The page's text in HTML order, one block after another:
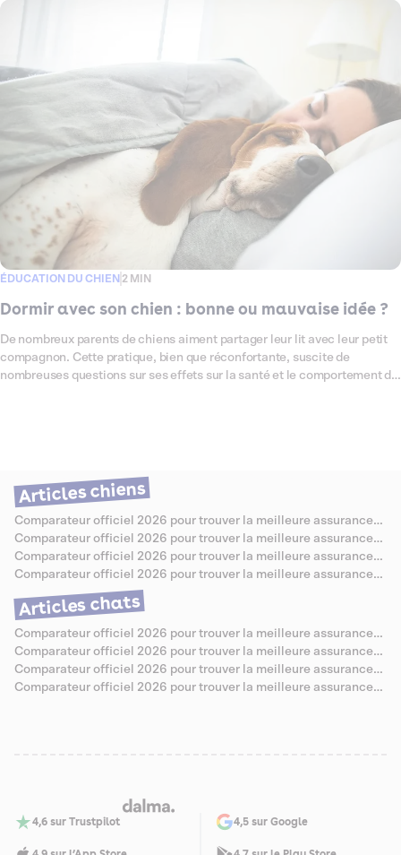
ÉDUCATION DU CHIEN 2 MIN
Dormir avec son chien : bonne ou mauvaise idée ?
De nombreux parents de chiens aiment partager leur lit avec leur petit
compagnon. Cette pratique, bien que réconfortante, suscite de
nombreuses questions sur ses effets sur la santé et le comportement du
de chacun.
Articles chiens
Comparateur officiel 2026 pour trouver la meilleure assurance
santé pour Berger Allemand
Comparateur officiel 2026 pour trouver la meilleure assurance
santé pour Caniche
Comparateur officiel 2026 pour trouver la meilleure assurance
santé pour Bouledogue Anglais
Comparateur officiel 2026 pour trouver la meilleure assurance
santé pour Jack Russell
Articles chats
Comparateur officiel 2026 pour trouver la meilleure assurance
santé pour Chartreux
Comparateur officiel 2026 pour trouver la meilleure assurance
santé pour Sibérien
Comparateur officiel 2026 pour trouver la meilleure assurance
santé pour Abyssin
Comparateur officiel 2026 pour trouver la meilleure assurance
4,6 sur Trustpilot 4,5 sur Google